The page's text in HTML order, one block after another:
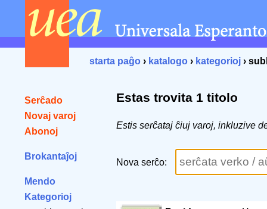
starta paĝo › katalogo › kategorioj ›
Serĉado
Novaj varoj
Abonoj
Brokantaĵoj
Mendo
Kategorioj
Estas trovita 1 titolo
Estis serĉataj ĉiuj varoj, inkluzive
Nova serĉo: